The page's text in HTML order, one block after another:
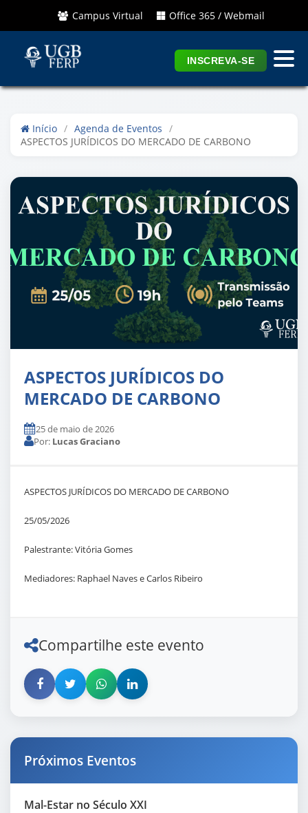
Campus Virtual Office 365 / Webmail
INSCREVA-SE
Início / Agenda de Eventos /
ASPECTOS JURÍDICOS DO MERCADO DE CARBONO
ASPECTOS JURÍDICOS DO
MERCADO DE CARBONO
25 de maio de 2026
Por: Lucas Graciano
ASPECTOS JURÍDICOS DO MERCADO DE CARBONO
25/05/2026
Palestrante: Vitória Gomes
Mediadores: Raphael Naves e Carlos Ribeiro
Compartilhe este evento
Próximos Eventos
Mal-Estar no Século XXI